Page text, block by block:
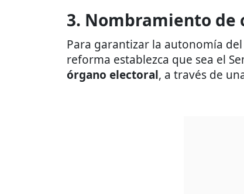
3. Nombramiento de
Para garantizar la autonomía
reforma establezca que sea el
órgano electoral, a través de